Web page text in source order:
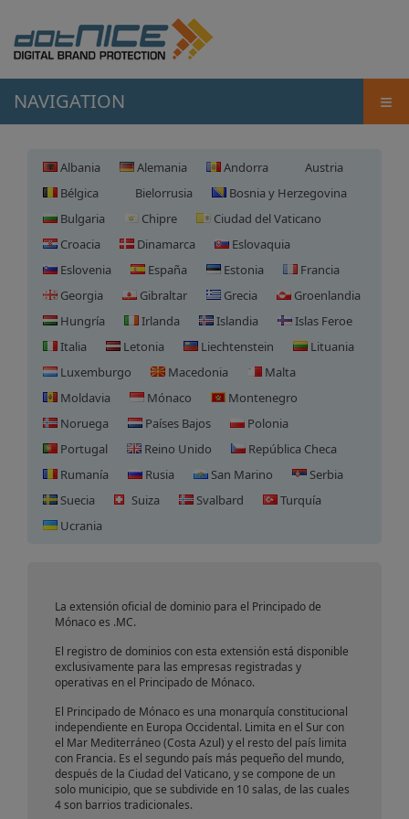
NAVIGATION ≡
Albania Alemania Andorra
Austria
Bélgica
Bielorrusia
Bosnia y Herzegovina
Bulgaria
Chipre
Ciudad del Vaticano
Croacia
Dinamarca
Eslovaquia
Eslovenia
España Estonia
Francia
Georgia
Gibraltar Grecia
Groenlandia
Hungría
Irlanda Islandia
Islas Feroe
Italia
Letonia Liechtenstein
Lituania
Luxemburgo
Macedonia
Malta
Moldavia
Mónaco
Montenegro
Noruega
Países Bajos
Polonia
Portugal
Reino Unido
República Checa
Rumanía
Rusia San Marino
Serbia
Suecia
Suiza Svalbard
Turquía
Ucrania
Registro de Dominio en
Mónaco
La extensión oficial de dominio para el Principado de
Mónaco es .MC.
El registro de dominios con esta extensión está disponible
exclusivamente para las empresas registradas y
operativas en el Principado de Mónaco.
El Principado de Mónaco es una monarquía constitucional
independiente en Europa Occidental. Limita en el Sur con
el Mar Mediterráneo (Costa Azul) y el resto del país limita
con Francia. Es el segundo país más pequeño del mundo,
después de la Ciudad del Vaticano, y se compone de un
solo municipio, que se subdivide en 10 salas, de las cuales
4 son barrios tradicionales.